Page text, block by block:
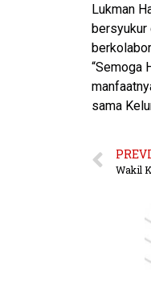
Lukman
bersyukur
“Semoga
sama